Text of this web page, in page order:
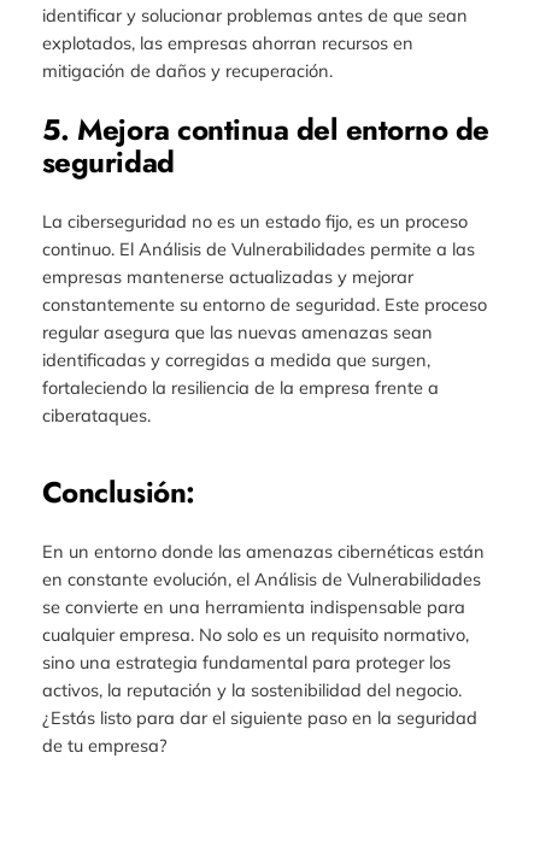
identificar y solucionar problemas antes de que sean
explotados, las empresas ahorran recursos en
mitigación de daños y recuperación.
5. Mejora continua del entorno de
seguridad
La ciberseguridad no es un estado fijo, es un proceso
continuo. El Análisis de Vulnerabilidades permite a las
empresas mantenerse actualizadas y mejorar
constantemente su entorno de seguridad. Este proceso
regular asegura que las nuevas amenazas sean
identificadas y corregidas a medida que surgen,
fortaleciendo la resiliencia de la empresa frente a
ciberataques.
Conclusión:
En un entorno donde las amenazas cibernéticas están
en constante evolución, el Análisis de Vulnerabilidades
se convierte en una herramienta indispensable para
cualquier empresa. No solo es un requisito normativo,
sino una estrategia fundamental para proteger los
activos, la reputación y la sostenibilidad del negocio.
¿Estás listo para dar el siguiente paso en la seguridad
de tu empresa?